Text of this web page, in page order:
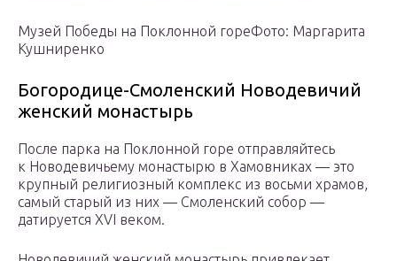
Музей Победы на Поклонной гореФото: Маргарита
Кушниренко
Богородице-Смоленский Новодевичий
женский монастырь
После парка на Поклонной горе отправляйтесь
к Новодевичьему монастырю в Хамовниках — это
крупный религиозный комплекс из восьми храмов,
самый старый из них — Смоленский собор —
датируется XVI веком.